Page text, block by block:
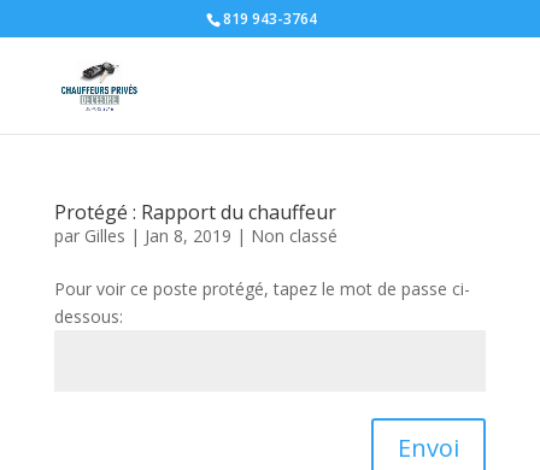
819 943-3764
Protégé : Rapport du chauffeur
par Gilles | Jan 8, 2019 | Non classé
Pour voir ce poste protégé, tapez le mot de passe ci-
dessous:
Envoi